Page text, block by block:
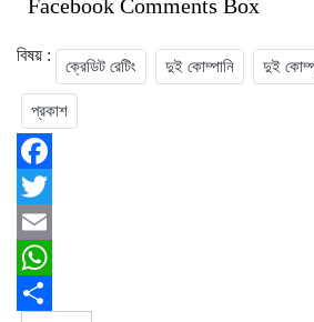
Facebook Comments Box
বিষয় :
ক্রেডিট রেটিং দুই কোম্পানি দুই
প্রকাশ
Facebook
Twitter
Email
WhatsApp